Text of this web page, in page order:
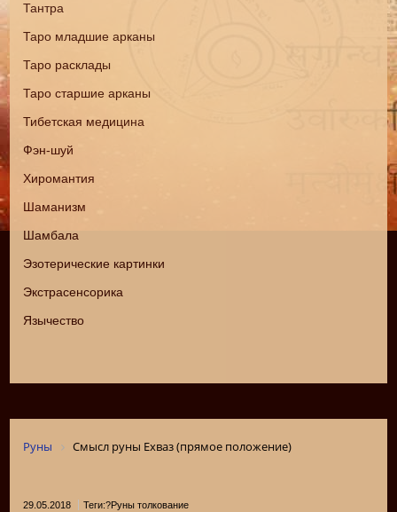
Тантра
Таро младшие арканы
Таро расклады
Таро старшие арканы
Тибетская медицина
Фэн-шуй
Хиромантия
Шаманизм
Шамбала
Эзотерические картинки
Экстрасенсорика
Язычество
Руны Смысл руны Ехваз (прямое положение)
29.05.2018 Теги:?Руны толкование